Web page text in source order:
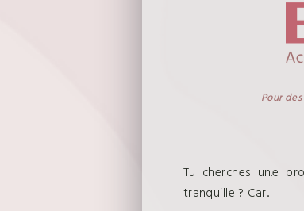
Pour
Tu cherches un.e
tranquille ? Car...